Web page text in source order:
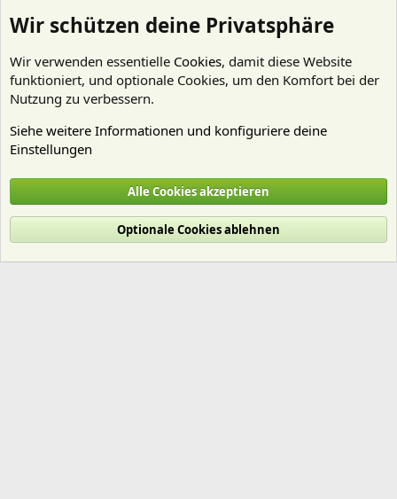
Cookies
Deutsch (Du)
Nutzungsbedingungen
Datenschutz Hilfe und Impressum
R
Wir schützen deine Privatsphäre
Wir verwenden essentielle Cookies, damit diese Website
funktioniert, und optionale Cookies, um den Komfort bei der
Nutzung zu verbessern.
Siehe weitere Informationen und konfiguriere deine
Einstellungen
Alle Cookies akzeptieren
Optionale Cookies ablehnen